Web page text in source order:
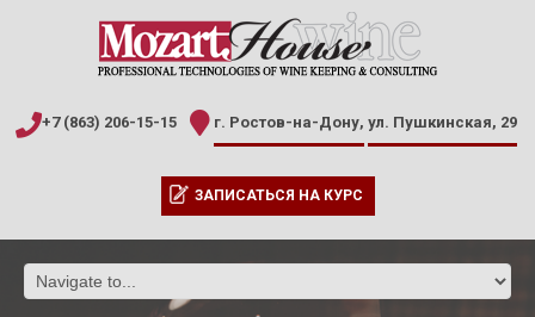
+7 (863) 206-15-15 г. Ростов-на-Дону, ул. Пушкинская, 29
ЗАПИСАТЬСЯ НА КУРС